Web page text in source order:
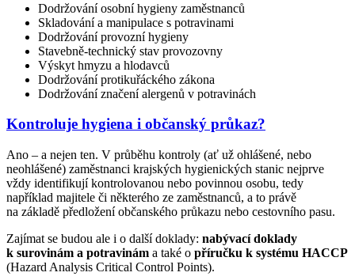
Dodržování osobní hygieny zaměstnanců
Skladování a manipulace s potravinami
Dodržování provozní hygieny
Stavebně-technický stav provozovny
Výskyt hmyzu a hlodavců
Dodržování protikuřáckého zákona
Dodržování značení alergenů v potravinách
Kontroluje hygiena i občanský průkaz?
Ano – a nejen ten. V průběhu kontroly (ať už ohlášené, nebo
neohlášené) zaměstnanci krajských hygienických stanic nejprve
vždy identifikují kontrolovanou nebo povinnou osobu, tedy
například majitele či některého ze zaměstnanců, a to právě
na základě předložení občanského průkazu nebo cestovního pasu.
Zajímat se budou ale i o další doklady: nabývací doklady
k surovinám a potravinám a také o příručku k systému HACCP
(Hazard Analysis Critical Control Points).